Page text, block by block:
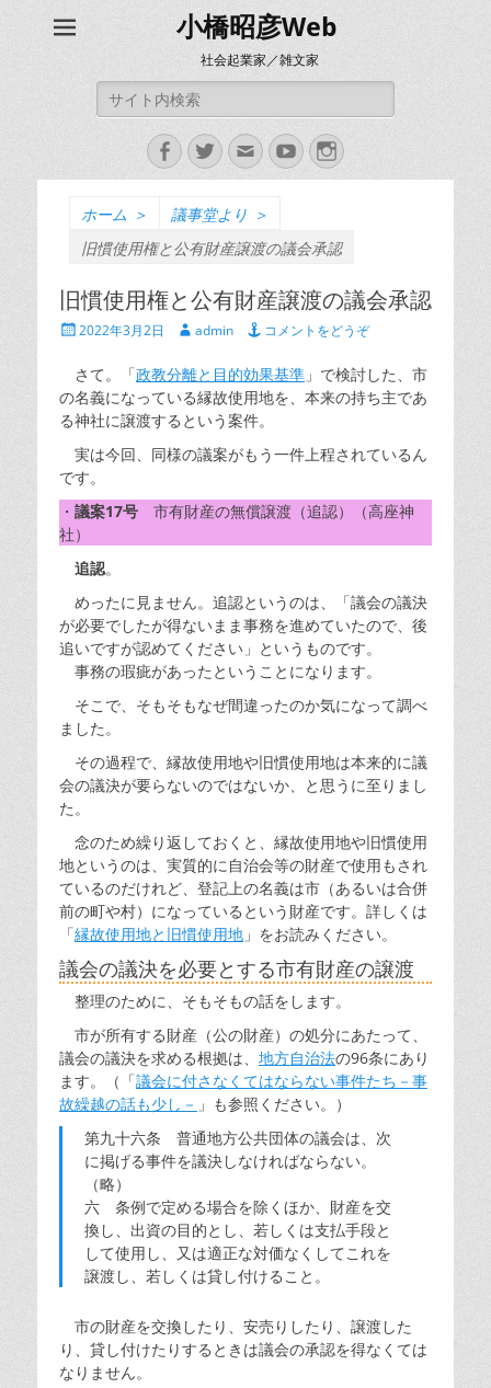
小橋昭彦Web
社会起業家／雑文家
索:
Facebook
Twitter
メ
ー
YouTubeInstagram
ホーム ＞ 議事堂より ＞
旧慣使用権と公有財産譲渡の議会承認
旧慣使用権と公有財産譲渡の議会承認
投 2022年3月2日
投
者
admin コメントをどうぞ
さて。「政教分離と目的効果基準 」で検討した、市
の名義になっている縁故使用地を、本来の持ち主であ
る神社に譲渡するという案件。
実は今回、同様の議案がもう一件上程されているん
です。
・ 議案17号 市有財産の無償譲渡（追認）（高座神
社）
追認。
めったに見ません。追認というのは、「議会の議決
が必要でしたが得ないまま事務を進めていたので、後
追いですが認めてください」というものです。
事務の瑕疵があったということになります。
そこで、そもそもなぜ間違ったのか気になって調べ
ました。
その過程で、縁故使用地や旧慣使用地は本来的に議
会の議決が要らないのではないか、と思うに至りまし
た。
念のため繰り返しておくと、縁故使用地や旧慣使用
地というのは、実質的に自治会等の財産で使用もされ
ているのだけれど、登記上の名義は市（あるいは合併
前の町や村）になっているという財産です。詳しくは
「縁故使用地と旧慣使用地 」をお読みください。
議会の議決を必要とする市有財産の譲渡
整理のために、そもそもの話をします。
市が所有する財産（公の財産）の処分にあたって、
議会の議決を求める根拠は、 地方自治法の96条にあり
ます。（「議会に付さなくてはならない事件たち－事
故繰越の話も少し－ 」も参照ください。）
第九十六条 普通地方公共団体の議会は、次
に掲げる事件を議決しなければならない。
（略）
六 条例で定める場合を除くほか、財産を交
換し、出資の目的とし、若しくは支払手段と
して使用し、又は適正な対価なくしてこれを
譲渡し、若しくは貸し付けること。
市の財産を交換したり、安売りしたり、譲渡した
り、貸し付けたりするときは議会の承認を得なくては
なりません。